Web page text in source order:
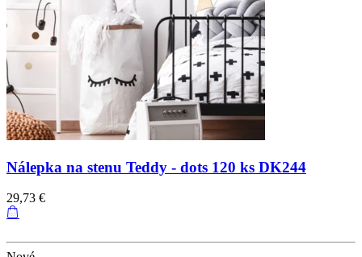
Nálepka na stenu Teddy - dots 120 ks DK244
29,73 €